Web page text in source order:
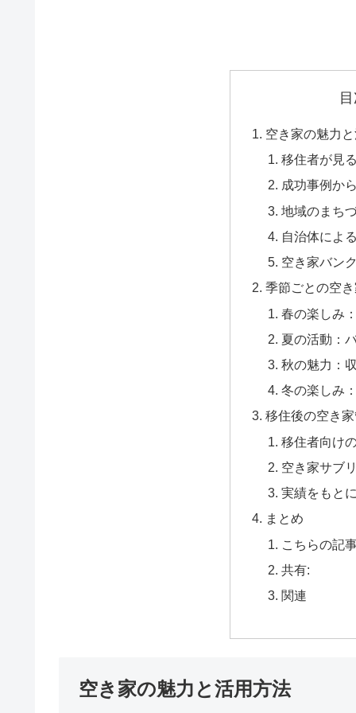
空き家の魅力
移住者が見
成功事例か
地域のまち
自治体によ
空き家バン
季節ごとの空
春の楽しみ
夏の活動：
秋の魅力：
冬の楽しみ
移住後の空き
移住者向け
空き家サブ
実績をもと
まとめ
こちらの記
共有:
関連
空き家の魅力と活用方法